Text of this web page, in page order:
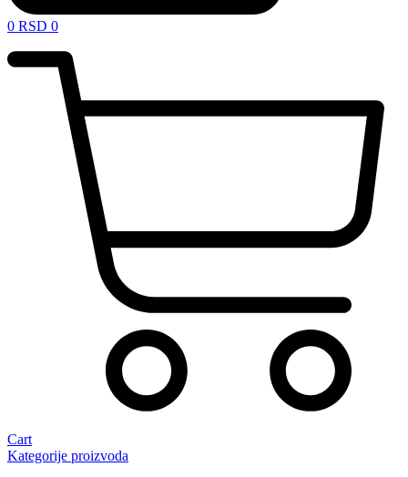
0 RSD 0
Cart
Kategorije proizvoda